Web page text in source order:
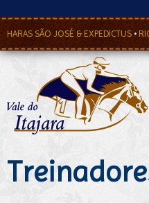
HARAS SÃO JOSÉ & EXPEDICTUS •